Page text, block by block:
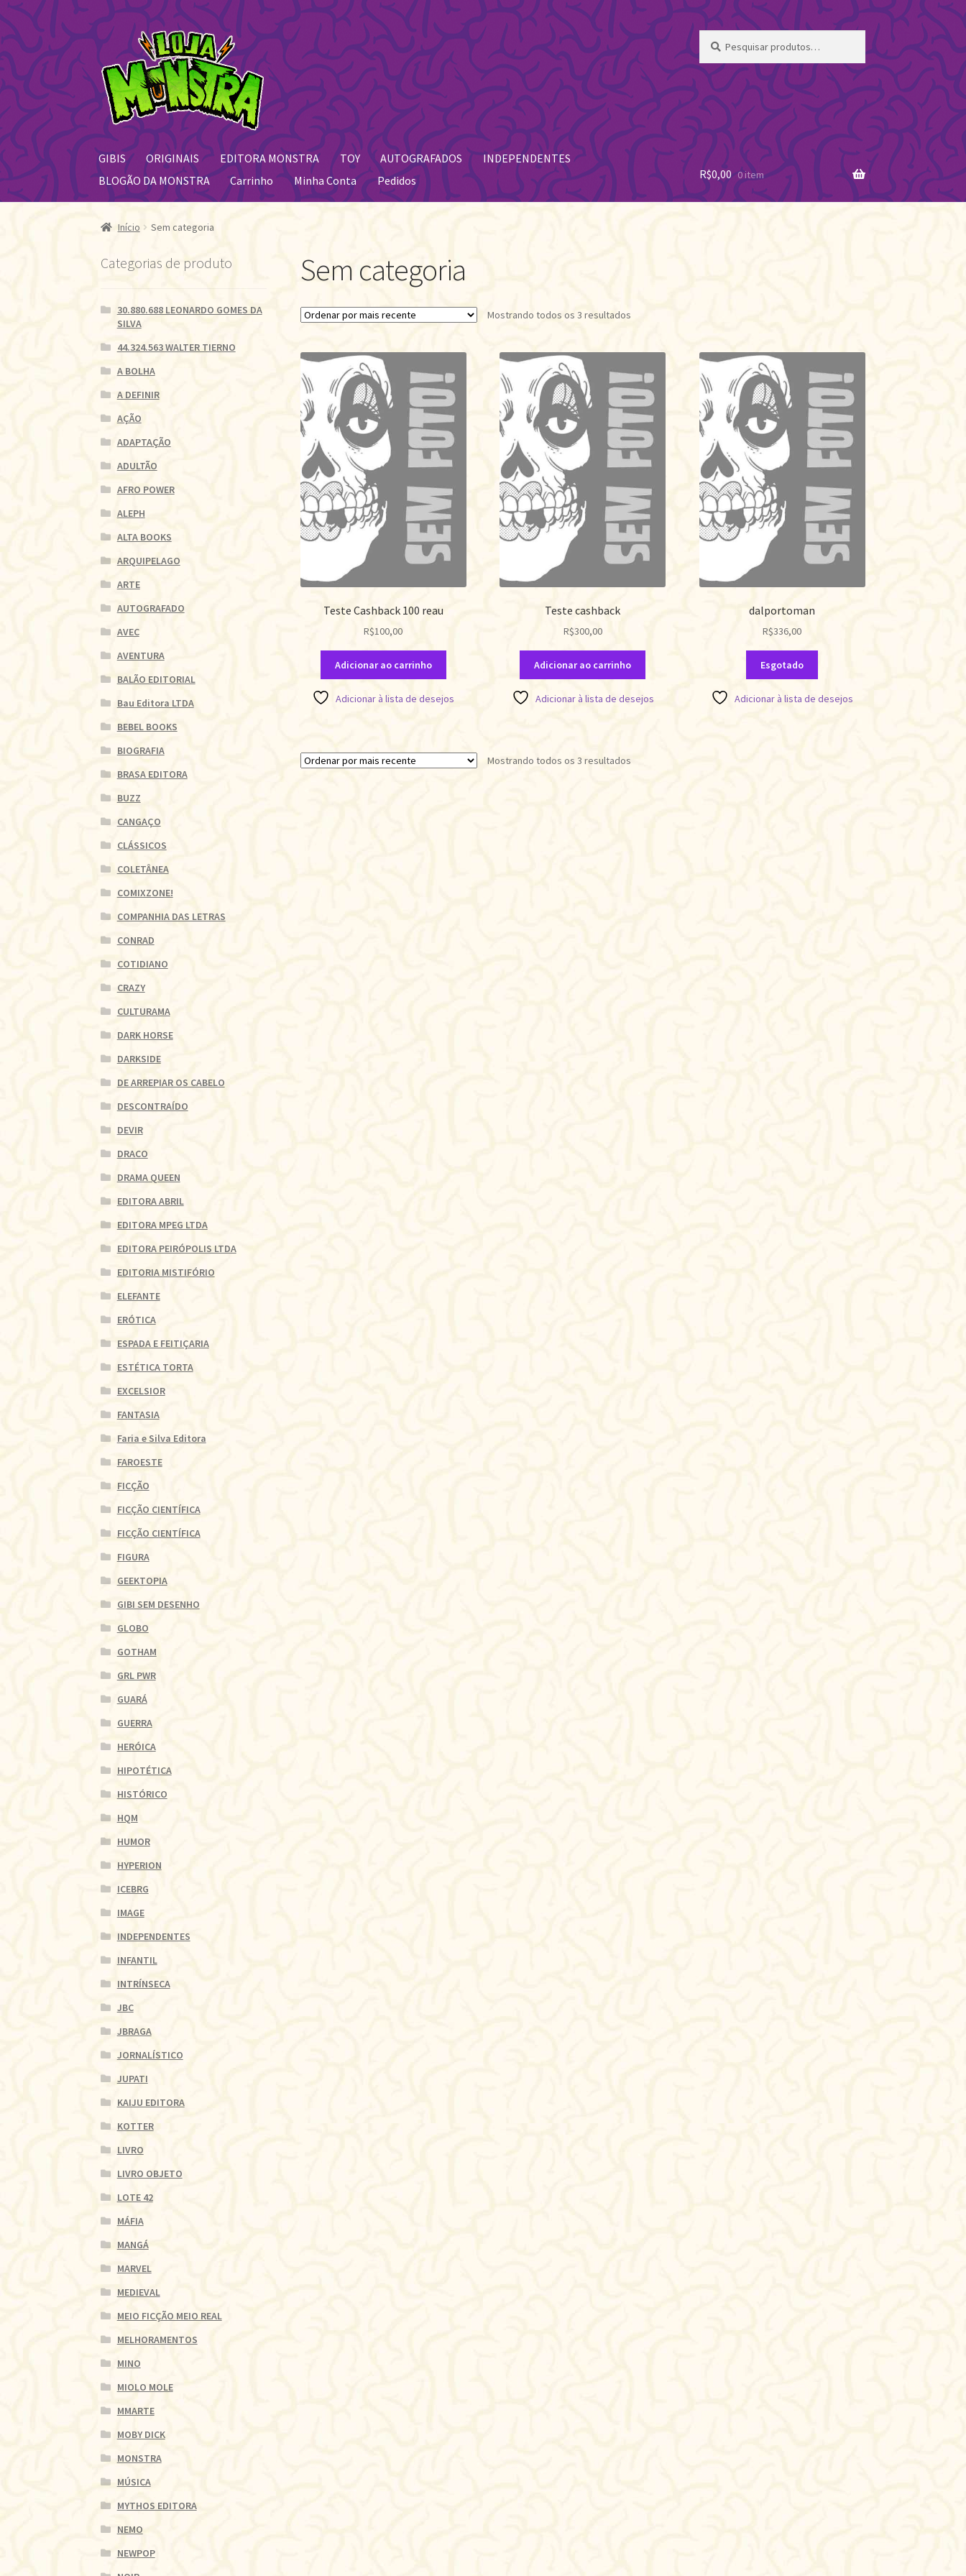
Pular
para
navegação
Pular
para
o
conteúdo
por:
GIBIS ORIGINAIS EDITORA MONSTRA TOY AUTOGRAFADOS
INDEPENDENTES
BLOGÃO DA MONSTRA
Carrinho Minha Conta Pedidos R$0,00 0 item
Início Sem categoria
Sem categoria
Mostrando todos os 3 resultadosClassificado
Teste Cashback 100 reau
R$100,00
Adicionar ao carrinho
Adicionar à lista de desejos
Teste cashback
R$300,00
Adicionar ao carrinho
Adicionar à lista de desejos
dalportoman
R$336,00
Esgotado
Adicionar à lista de desejos
Mostrando todos os 3 resultadosClassificado
Categorias de produto
30.880.688 LEONARDO GOMES DA
SILVA
44.324.563 WALTER TIERNO
A BOLHA
A DEFINIR
AÇÃO
ADAPTAÇÃO
ADULTÃO
AFRO POWER
ALEPH
ALTA BOOKS
ARQUIPELAGO
ARTE
AUTOGRAFADO
AVEC
AVENTURA
BALÃO EDITORIAL
Bau Editora LTDA
BEBEL BOOKS
BIOGRAFIA
BRASA EDITORA
BUZZ
CANGAÇO
CLÁSSICOS
COLETÂNEA
COMIXZONE!
COMPANHIA DAS LETRAS
CONRAD
COTIDIANO
CRAZY
CULTURAMA
DARK HORSE
DARKSIDE
DE ARREPIAR OS CABELO
DESCONTRAÍDO
DEVIR
DRACO
DRAMA QUEEN
EDITORA ABRIL
EDITORA MPEG LTDA
EDITORA PEIRÓPOLIS LTDA
EDITORIA MISTIFÓRIO
ELEFANTE
ERÓTICA
ESPADA E FEITIÇARIA
ESTÉTICA TORTA
EXCELSIOR
FANTASIA
Faria e Silva Editora
FAROESTE
FICÇÃO
FICÇÃO CIENTÍFICA
FICÇÃO CIENTÍFICA
FIGURA
GEEKTOPIA
GIBI SEM DESENHO
GLOBO
GOTHAM
GRL PWR
GUARÁ
GUERRA
HERÓICA
HIPOTÉTICA
HISTÓRICO
HQM
HUMOR
HYPERION
ICEBRG
IMAGE
INDEPENDENTES
INFANTIL
INTRÍNSECA
JBC
JBRAGA
JORNALÍSTICO
JUPATI
KAIJU EDITORA
KOTTER
LIVRO
LIVRO OBJETO
LOTE 42
MÁFIA
MANGÁ
MARVEL
MEDIEVAL
MEIO FICÇÃO MEIO REAL
MELHORAMENTOS
MINO
MIOLO MOLE
MMARTE
MOBY DICK
MONSTRA
MÚSICA
MYTHOS EDITORA
NEMO
NEWPOP